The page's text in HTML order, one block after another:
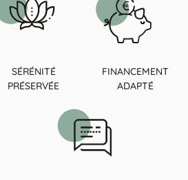
SÉRÉNITÉ
PRÉSERVÉE
FINANCEMENT
ADAPTÉ